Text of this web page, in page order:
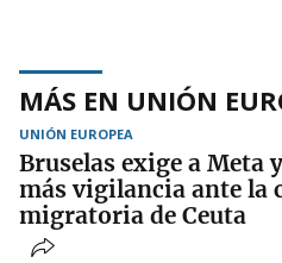
MÁS EN UNIÓN
UNIÓN EUROPEA
Bruselas exige a Meta
más vigilancia ante la
migratoria de Ceuta